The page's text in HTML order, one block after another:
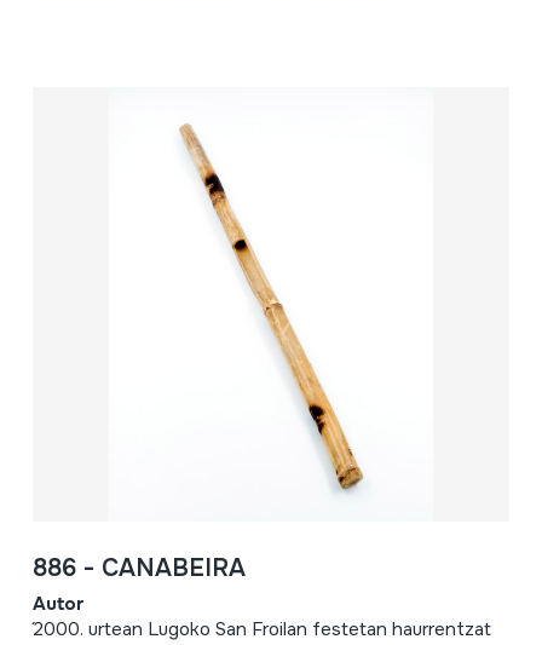
886 - CANABEIRA
Autor
´2000. urtean Lugoko San Froilan festetan haurrentzat